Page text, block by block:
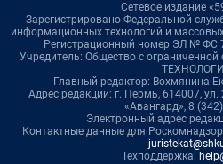
Сетевое издание
Зарегистрировано Федеральной
информационных технологий и
Регистрационный номер ЭЛ № ФС
Учредитель: Общество с
Главный редактор: Вохмянина
Адрес редакции: г. Пермь, 614007,
«Авангард», 8
Электронный адрес
Контактные данные для
Техподдержка: